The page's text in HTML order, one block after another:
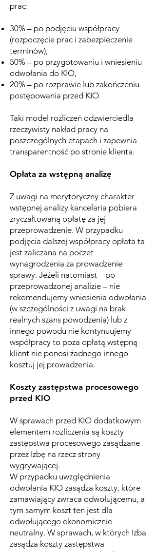
prac:
30% – po podjęciu współpracy
(rozpoczęcie prac i zabezpieczenie
terminów),
50% – po przygotowaniu i wniesieniu
odwołania do KIO,
20% – po rozprawie lub zakończeniu
postępowania przed KIO.
Taki model rozliczeń odzwierciedla
rzeczywisty nakład pracy na
poszczególnych etapach i zapewnia
transparentność po stronie klienta.
Opłata za wstępną analizę
Z uwagi na merytoryczny charakter
wstępnej analizy kancelaria pobiera
zryczałtowaną opłatę za jej
przeprowadzenie. W przypadku
podjęcia dalszej współpracy opłata ta
jest zaliczana na poczet
wynagrodzenia za prowadzenie
sprawy. Jeżeli natomiast – po
przeprowadzonej analizie – nie
rekomendujemy wniesienia odwołania
(w szczególności z uwagi na brak
realnych szans powodzenia) lub z
innego powodu nie kontynuujemy
współpracy to poza opłatą wstępną
klient nie ponosi żadnego innego
kosztuj jej prowadzenia.
Koszty zastępstwa procesowego
przed KIO
W sprawach przed KIO dodatkowym
elementem rozliczenia są koszty
zastępstwa procesowego zasądzane
przez Izbę na rzecz strony
wygrywającej.
W przypadku uwzględnienia
odwołania KIO zasądza koszty, które
zamawiający zwraca odwołującemu, a
tym samym koszt ten jest dla
odwołującego ekonomicznie
neutralny. W sprawach, w których Izba
zasądza koszty zastępstwa